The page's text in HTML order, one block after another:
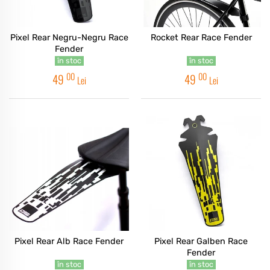
Pixel Rear Negru-Negru Race
Fender
în stoc
49 00 Lei
Rocket Rear Race Fender
în stoc
49 00 Lei
Pixel Rear Alb Race Fender
în stoc
Pixel Rear Galben Race
Fender
în stoc